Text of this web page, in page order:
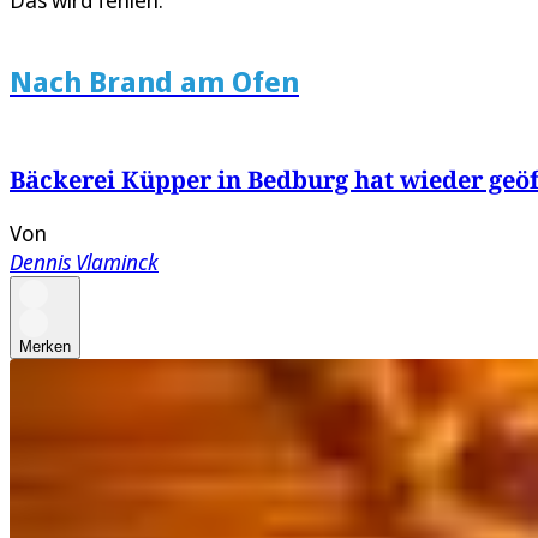
Nach Brand am Ofen
Bäckerei Küpper in Bedburg hat wieder
Von
Dennis Vlaminck
Merken